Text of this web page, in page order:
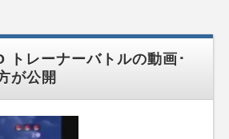
トレーナーバトルの動画･
が公開